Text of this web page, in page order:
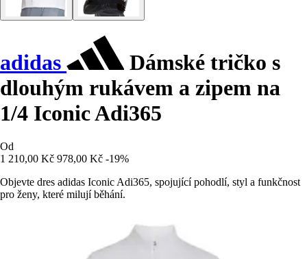
adidas
Dámské tričko s
dlouhým rukávem a zipem na
1/4 Iconic Adi365
Od
1 210,00 Kč 978,00 Kč -19%
Objevte dres adidas Iconic Adi365, spojující pohodlí, styl a funkčnost
pro ženy, které milují běhání.